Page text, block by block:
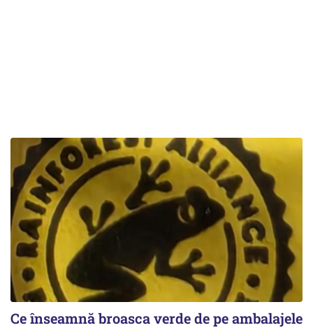
Ce înseamnă broasca verde de pe ambalajele